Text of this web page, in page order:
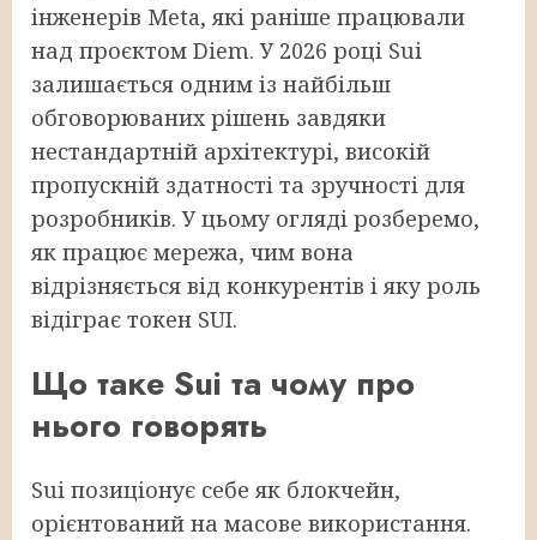
інженерів Meta, які раніше працювали
над проєктом Diem. У 2026 році Sui
залишається одним із найбільш
обговорюваних рішень завдяки
нестандартній архітектурі, високій
пропускній здатності та зручності для
розробників. У цьому огляді розберемо,
як працює мережа, чим вона
відрізняється від конкурентів і яку роль
відіграє токен SUI.
Що таке Sui та чому про
нього говорять
Sui позиціонує себе як блокчейн,
орієнтований на масове використання.